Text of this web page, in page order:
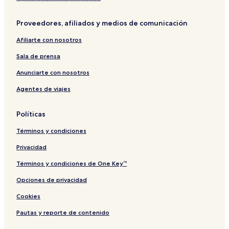
v
t
e
o
o
s
n
e
a
l
b
o
a
d
e
B
l
n
t
e
Proveedores, afiliados y medios de comunicación
Afiliarte con nosotros
Sala de prensa
Anunciarte con nosotros
Agentes de viajes
Políticas
Términos y condiciones
Privacidad
Términos y condiciones de One Key™
Opciones de privacidad
Cookies
Pautas y reporte de contenido